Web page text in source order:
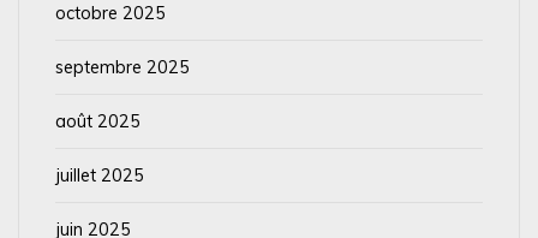
octobre 2025
septembre 2025
août 2025
juillet 2025
juin 2025